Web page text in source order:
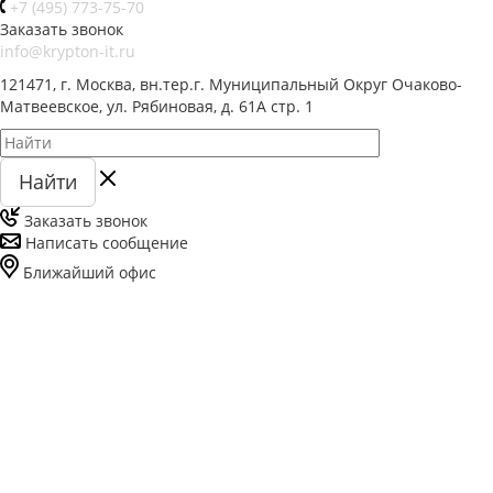
+7 (495) 773-75-70
Заказать звонок
info@krypton-it.ru
121471, г. Москва, вн.тер.г. Муниципальный Округ Очаково-
Матвеевское, ул. Рябиновая, д. 61А стр. 1
Найти
Заказать звонок
Написать сообщение
Ближайший офис